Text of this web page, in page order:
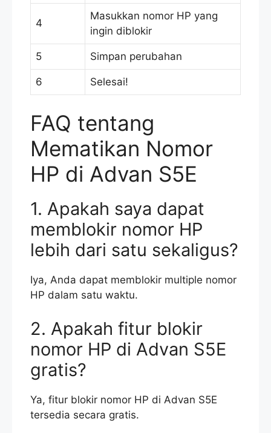
4
Masukkan nomor HP yang
ingin diblokir
5 Simpan perubahan
6 Selesai!
FAQ tentang
Mematikan Nomor
HP di Advan S5E
1. Apakah saya dapat
memblokir nomor HP
lebih dari satu sekaligus?
Iya, Anda dapat memblokir multiple nomor
HP dalam satu waktu.
2. Apakah fitur blokir
nomor HP di Advan S5E
gratis?
Ya, fitur blokir nomor HP di Advan S5E
tersedia secara gratis.